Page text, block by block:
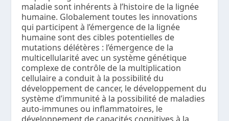
maladie sont inhérents à l’histoire de la lignée
humaine. Globalement toutes les innovations
qui participent à l’émergence de la lignée
humaine sont des cibles potentielles de
mutations délétères : l’émergence de la
multicellularité avec un système génétique
complexe de contrôle de la multiplication
cellulaire a conduit à la possibilité du
développement de cancer, le développement du
système d’immunité à la possibilité de maladies
auto-immunes ou inflammatoires, le